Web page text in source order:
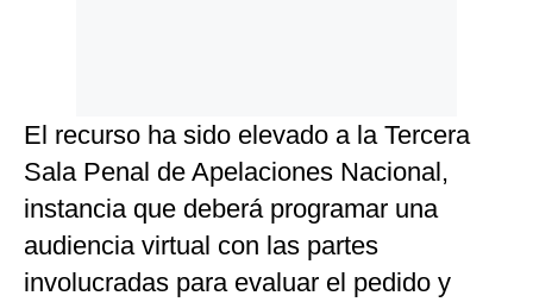
El recurso ha sido elevado a la Tercera
Sala Penal de Apelaciones Nacional,
instancia que deberá programar una
audiencia virtual con las partes
involucradas para evaluar el pedido y